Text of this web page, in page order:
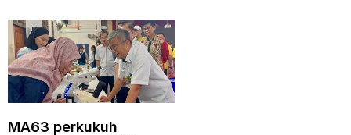
MA63 perkukuh